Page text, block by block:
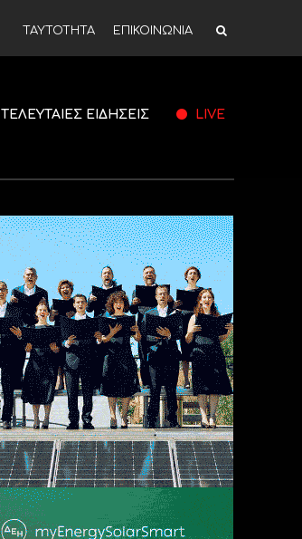
ΤΑΥΤΟΤΗΤΑ ΕΠΙΚΟΙΝΩΝΙΑ
ΤΕΛΕΥΤΑΙΕΣ ΕΙΔΗΣΕΙΣ LIVE